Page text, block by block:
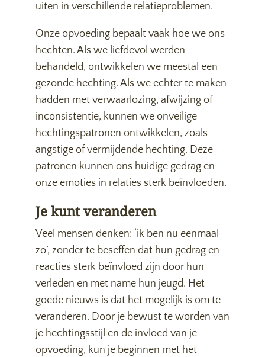
uiten in verschillende relatieproblemen.
Onze opvoeding bepaalt vaak hoe we ons
hechten. Als we liefdevol werden
behandeld, ontwikkelen we meestal een
gezonde hechting. Als we echter te maken
hadden met verwaarlozing, afwijzing of
inconsistentie, kunnen we onveilige
hechtingspatronen ontwikkelen, zoals
angstige of vermijdende hechting. Deze
patronen kunnen ons huidige gedrag en
onze emoties in relaties sterk beïnvloeden.
Je kunt veranderen
Veel mensen denken: ‘ik ben nu eenmaal
zo’, zonder te beseffen dat hun gedrag en
reacties sterk beïnvloed zijn door hun
verleden en met name hun jeugd. Het
goede nieuws is dat het mogelijk is om te
veranderen. Door je bewust te worden van
je hechtingsstijl en de invloed van je
opvoeding, kun je beginnen met het